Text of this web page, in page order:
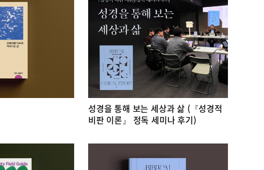
성경을 통해 보는 세상과 삶 (『성경적
비판 이론』 정독 세미나 후기)